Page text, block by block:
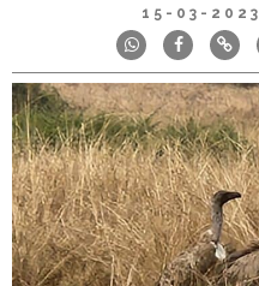
15-03-2023